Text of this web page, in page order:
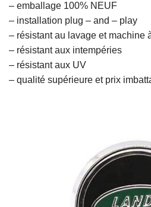
– emballage 100% NEUF
– installation plug – and – play
– résistant au lavage et machine
– résistant aux intempéries
– résistant aux UV
– qualité supérieure et prix